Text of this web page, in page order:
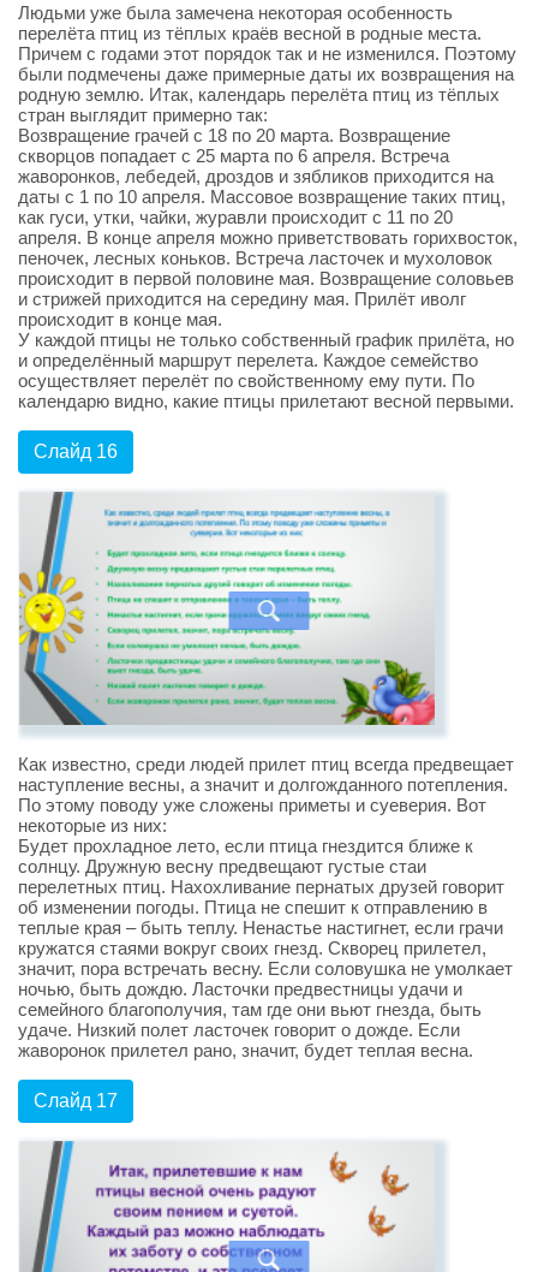
Людьми уже была замечена некоторая особенность
перелёта птиц из тёплых краёв весной в родные места.
Причем с годами этот порядок так и не изменился. Поэтому
были подмечены даже примерные даты их возвращения на
родную землю. Итак, календарь перелёта птиц из тёплых
стран выглядит примерно так:
Возвращение грачей с 18 по 20 марта. Возвращение
скворцов попадает с 25 марта по 6 апреля. Встреча
жаворонков, лебедей, дроздов и зябликов приходится на
даты с 1 по 10 апреля. Массовое возвращение таких птиц,
как гуси, утки, чайки, журавли происходит с 11 по 20
апреля. В конце апреля можно приветствовать горихвосток,
пеночек, лесных коньков. Встреча ласточек и мухоловок
происходит в первой половине мая. Возвращение соловьев
и стрижей приходится на середину мая. Прилёт иволг
происходит в конце мая.
У каждой птицы не только собственный график прилёта, но
и определённый маршрут перелета. Каждое семейство
осуществляет перелёт по свойственному ему пути. По
календарю видно, какие птицы прилетают весной первыми.
Слайд 16
Как известно, среди людей прилет птиц всегда предвещает
наступление весны, а значит и долгожданного потепления.
По этому поводу уже сложены приметы и суеверия. Вот
некоторые из них:
Будет прохладное лето, если птица гнездится ближе к
солнцу. Дружную весну предвещают густые стаи
перелетных птиц. Нахохливание пернатых друзей говорит
об изменении погоды. Птица не спешит к отправлению в
теплые края – быть теплу. Ненастье настигнет, если грачи
кружатся стаями вокруг своих гнезд. Скворец прилетел,
значит, пора встречать весну. Если соловушка не умолкает
ночью, быть дождю. Ласточки предвестницы удачи и
семейного благополучия, там где они вьют гнезда, быть
удаче. Низкий полет ласточек говорит о дожде. Если
жаворонок прилетел рано, значит, будет теплая весна.
Слайд 17